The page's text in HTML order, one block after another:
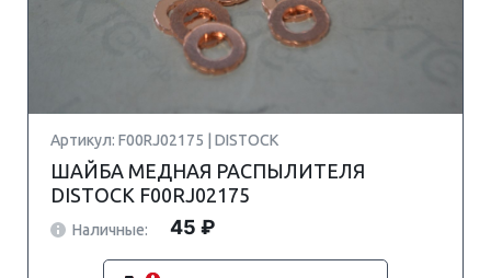
Артикул: F00RJ02175 | DISTOCK
ШАЙБА МЕДНАЯ РАСПЫЛИТЕЛЯ
DISTOCK F00RJ02175
Наличные: 45 ₽